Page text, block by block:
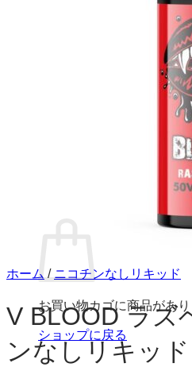
合計金額：¥
お買い物カゴに商品があり
ショップに戻る
ホーム / ニコチンなしリキッド
V BLOOD ラズ
ンなしリキッ